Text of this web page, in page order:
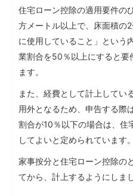
住宅ローン控除の適用要件の
方メートル以上で、床面積の
に使用していること」という
業割合を50％以上にすると要
ます。
また、経費として計上してい
用外となるため、申告する際
割合が10％以下の場合は、住
してよいと定められています。
家事按分と住宅ローン控除の
てから、計上するようにしま